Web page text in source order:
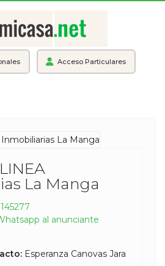
Acceso Particulares
La Manga
Esperanza Canovas Jara